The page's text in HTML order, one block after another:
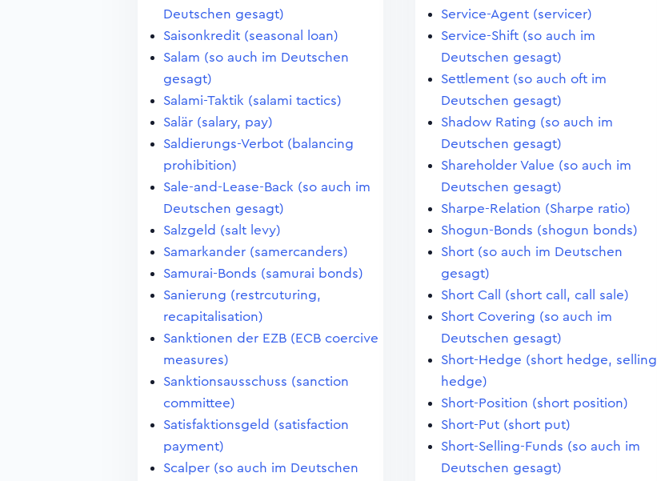
Deutschen gesagt)
Saisonkredit (seasonal loan)
Salam (so auch im Deutschen
gesagt)
Salami-Taktik (salami tactics)
Salär (salary, pay)
Saldierungs-Verbot (balancing
prohibition)
Sale-and-Lease-Back (so auch im
Deutschen gesagt)
Salzgeld (salt levy)
Samarkander (samercanders)
Samurai-Bonds (samurai bonds)
Sanierung (restrcuturing,
recapitalisation)
Sanktionen der EZB (ECB coercive
measures)
Sanktionsausschuss (sanction
committee)
Satisfaktionsgeld (satisfaction
payment)
Scalper (so auch im Deutschen
Service-Agent (servicer)
Service-Shift (so auch im
Deutschen gesagt)
Settlement (so auch oft im
Deutschen gesagt)
Shadow Rating (so auch im
Deutschen gesagt)
Shareholder Value (so auch im
Deutschen gesagt)
Sharpe-Relation (Sharpe ratio)
Shogun-Bonds (shogun bonds)
Short (so auch im Deutschen
gesagt)
Short Call (short call, call sale)
Short Covering (so auch im
Deutschen gesagt)
Short-Hedge (short hedge, selling
hedge)
Short-Position (short position)
Short-Put (short put)
Short-Selling-Funds (so auch im
Deutschen gesagt)